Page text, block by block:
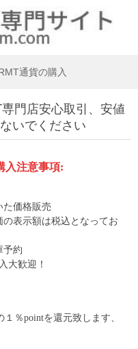
通貨の購入
門店安心取引、安値
いでください
入注意事項:
た価格販売
の表示額は税込となってお
予約
大歓迎！
％pointを還元致します、